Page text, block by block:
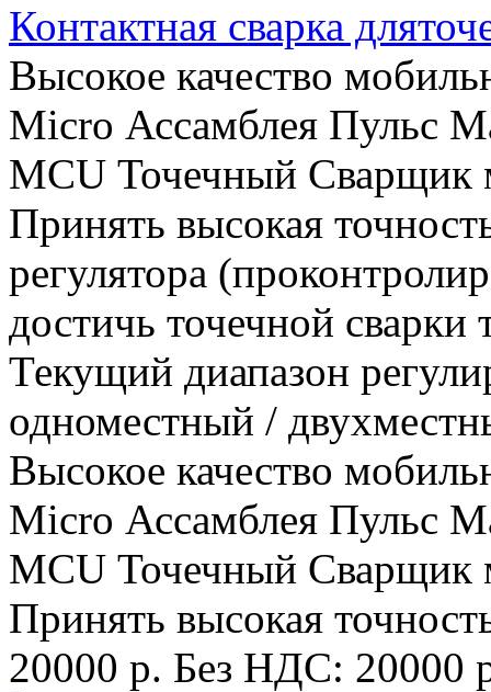
Контактная сварка
Высокое качество
Micro Ассамблея Пульс
MCU Точечный
Принять высокая
регулятора
достичь точечной
Текущий диапазон
одноместный /
Высокое качество
Micro Ассамблея Пульс
MCU Точечный
Принять высокая
20000 р. Без НДС: 20000